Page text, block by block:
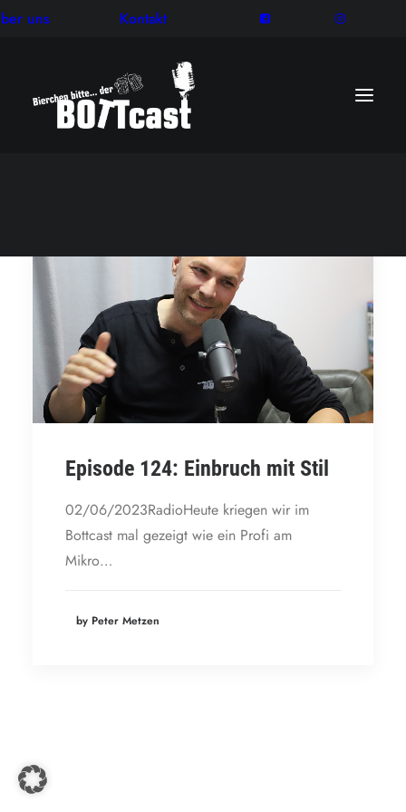
uns Kontakt
Episode 124: Einbruch mit Stil
02/06/2023RadioHeute kriegen wir im
Bottcast mal gezeigt wie ein Profi am
Mikro…
by Peter Metzen